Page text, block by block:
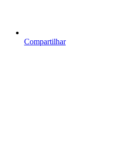
Compartilhar